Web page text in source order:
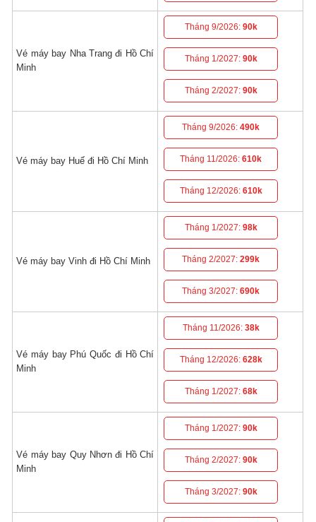
Vé máy bay Nha Trang đi Hồ Chí
Minh
Tháng 9/2026: 90k
Tháng 1/2027: 90k
Tháng 2/2027: 90k
Vé máy bay Huế đi Hồ Chí Minh
Tháng 9/2026:490k
Tháng 11/2026:610k
Tháng 12/2026: 610k
Vé máy bay Vinh đi Hồ Chí Minh
Tháng 1/2027: 98k
Tháng 2/2027:299k
Tháng 3/2027:690k
Vé máy bay Phú Quốc đi Hồ Chí
Minh
Tháng 11/2026: 38k
Tháng 12/2026: 628k
Tháng 1/2027: 68k
Vé máy bay Quy Nhơn đi Hồ Chí
Minh
Tháng 1/2027: 90k
Tháng 2/2027: 90k
Tháng 3/2027: 90k